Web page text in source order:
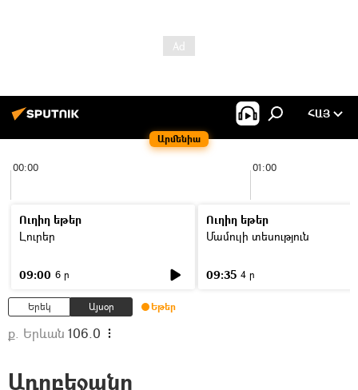
Արմենիա
ՀԱՅ
00:00 01:00
Ուղիղ եթեր
Լուրեր
09:00 6 ր
Ուղիղ եթեր
Մամուլի տեսություն
09:35 4 ր
Երեկ Այսօր Եթեր
ք. Երևան 106.0
Ադրբեջանը